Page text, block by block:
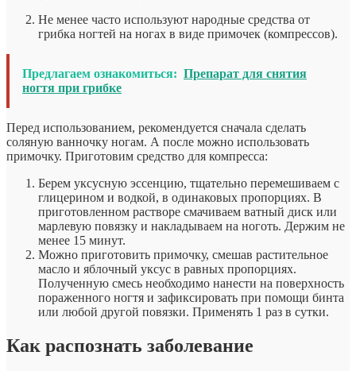
Не менее часто используют народные средства от
грибка ногтей на ногах в виде примочек (компрессов).
Предлагаем ознакомиться: Препарат для снятия
ногтя при грибке
Перед использованием, рекомендуется сначала сделать
соляную ванночку ногам. А после можно использовать
примочку. Приготовим средство для компресса:
Берем уксусную эссенцию, тщательно перемешиваем с
глицерином и водкой, в одинаковых пропорциях. В
приготовленном растворе смачиваем ватный диск или
марлевую повязку и накладываем на ноготь. Держим не
менее 15 минут.
Можно приготовить примочку, смешав растительное
масло и яблочный уксус в равных пропорциях.
Полученную смесь необходимо нанести на поверхность
пораженного ногтя и зафиксировать при помощи бинта
или любой другой повязки. Применять 1 раз в сутки.
Как распознать заболевание